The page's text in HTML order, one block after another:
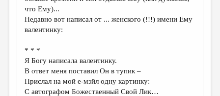
что Ему)...
Недавно вот написал от ... женского (!!!) имени Ему
валентинку:
* * *
Я Богу написала валентинку.
В ответ меня поставил Он в тупик –
Прислал на мой е-мэйл одну картинку:
С автографом Божественный Свой Лик…